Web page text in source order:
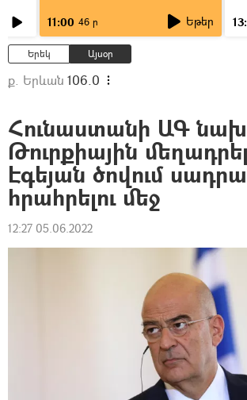
11:00 46 ր Եթեր
Երեկ Այսօր
ք. Երևան 106.0
Հունաստանի ԱԳ
Թուրքիային
Էգեյան ծովում
հրահրելու մեջ
12:27 05.06.2022